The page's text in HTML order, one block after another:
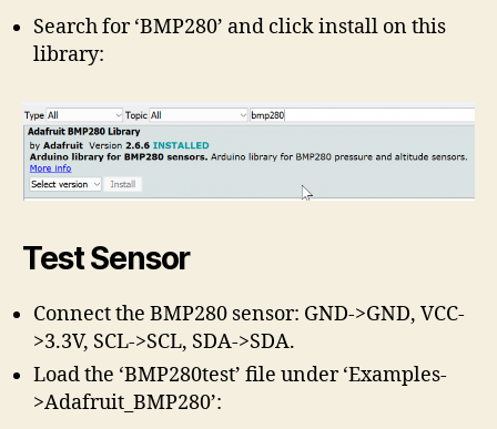
Search for ‘BMP280’ and click install on this
library:
Test Sensor
Connect the BMP280 sensor: GND->GND, VCC-
>3.3V, SCL->SCL, SDA->SDA.
Load the ‘BMP280test’ file under ‘Examples-
>Adafruit_BMP280’: